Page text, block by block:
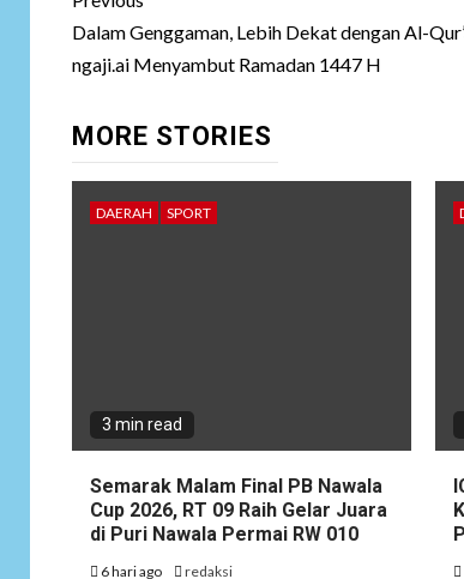
navigation
Dalam Genggaman, Lebih Dekat dengan Al-
ngaji.ai Menyambut Ramadan 1447 H
MORE STORIES
DAERAH SPORT
3 min read
Semarak Malam Final PB Nawala
Cup 2026, RT 09 Raih Gelar Juara
di Puri Nawala Permai RW 010
6 hari ago redaksi